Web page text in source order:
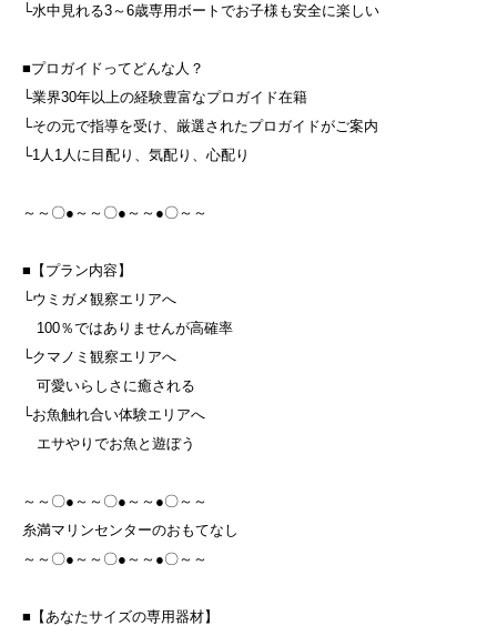
└水中見れる3～6歳専用ボートでお子様も安全に楽しい
■プロガイドってどんな人？
└業界30年以上の経験豊富なプロガイド在籍
└その元で指導を受け、厳選されたプロガイドがご案内
└1人1人に目配り、気配り、心配り
～～〇●～～〇●～～●〇～～
■【プラン内容】
└ウミガメ観察エリアへ
100％ではありませんが高確率
└クマノミ観察エリアへ
可愛いらしさに癒される
└お魚触れ合い体験エリアへ
エサやりでお魚と遊ぼう
～～〇●～～〇●～～●〇～～
糸満マリンセンターのおもてなし
～～〇●～～〇●～～●〇～～
■【あなたサイズの専用器材】